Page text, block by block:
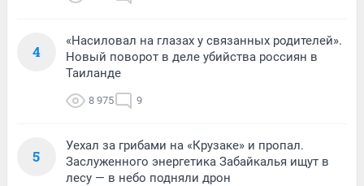
4
«Насиловал на глазах у связанных родителей».
Новый поворот в деле убийства россиян в
Таиланде
8 975 9
5
Уехал за грибами на «Крузаке» и пропал.
Заслуженного энергетика Забайкалья ищут в
лесу — в небо подняли дрон